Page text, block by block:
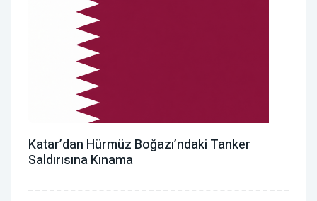
Katar’dan Hürmüz Boğazı’ndaki Tanker
Saldırısına Kınama